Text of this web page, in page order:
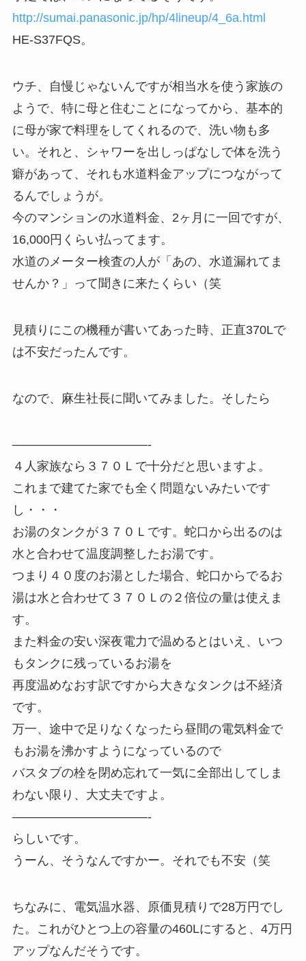
http://sumai.panasonic.jp/hp/4lineup/4_6a.html
HE-S37FQS。
ウチ、自慢じゃないんですが相当水を使う家族の
ようで、特に母と住むことになってから、基本的
に母が家で料理をしてくれるので、洗い物も多
い。それと、シャワーを出しっぱなしで体を洗う
癖があって、それも水道料金アップにつながって
るんでしょうが。
今のマンションの水道料金、2ヶ月に一回ですが、
16,000円くらい払ってます。
水道のメーター検査の人が「あの、水道漏れてま
せんか？」って聞きに来たくらい（笑
見積りにこの機種が書いてあった時、正直370Lで
は不安だったんです。
なので、麻生社長に聞いてみました。そしたら
———————————-
４人家族なら３７０Ｌで十分だと思いますよ。
これまで建てた家でも全く問題ないみたいです
し・・・
お湯のタンクが３７０Ｌです。蛇口から出るのは
水と合わせて温度調整したお湯です。
つまり４０度のお湯とした場合、蛇口からでるお
湯は水と合わせて３７０Ｌの２倍位の量は使えま
す。
また料金の安い深夜電力で温めるとはいえ、いつ
もタンクに残っているお湯を
再度温めなおす訳ですから大きなタンクは不経済
です。
万一、途中で足りなくなったら昼間の電気料金で
もお湯を沸かすようになっているので
バスタブの栓を閉め忘れて一気に全部出してしま
わない限り、大丈夫ですよ。
———————————-
らしいです。
うーん、そうなんですかー。それでも不安（笑
ちなみに、電気温水器、原価見積りで28万円でし
た。これがひとつ上の容量の460Lにすると、4万円
アップなんだそうです。